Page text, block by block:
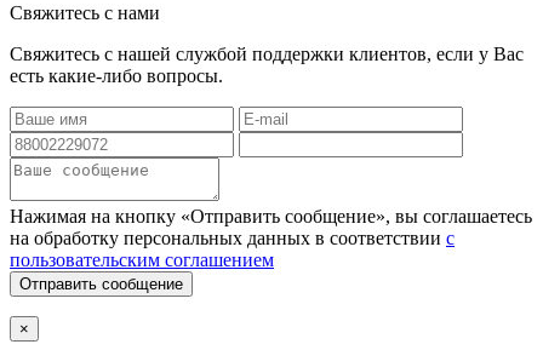
Свяжитесь с нами
Свяжитесь с нашей службой поддержки клиентов, если у Вас
есть какие-либо вопросы.
Нажимая на кнопку «Отправить сообщение», вы соглашаетесь
на обработку персональных данных в соответствии с
пользовательским соглашением
Отправить сообщение
×